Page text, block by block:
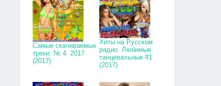
Самые скачиваемые
треки. № 4. 2017
(2017)
Хиты на Русском
радио. Любимые
танцевальные #1
(2017)